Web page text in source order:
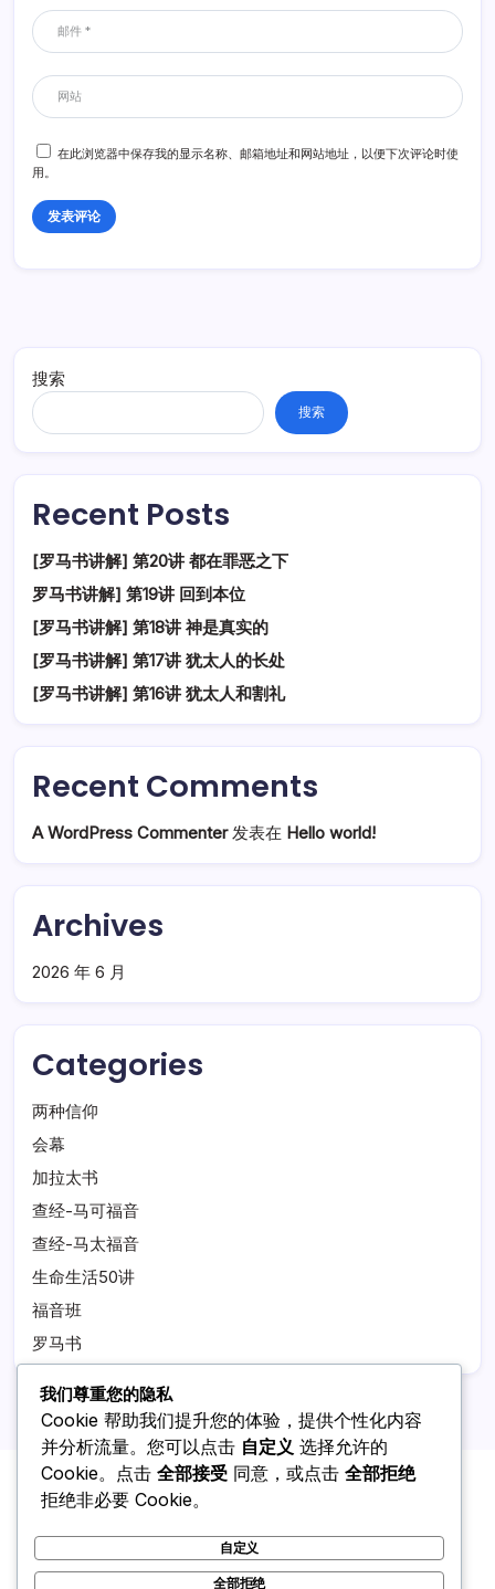
在此浏览器中保存我的显示名称、邮箱地址和网站地址，以便下次评论时使
用。
搜索
搜索
Recent Posts
[罗马书讲解] 第20讲 都在罪恶之下
罗马书讲解] 第19讲 回到本位
[罗马书讲解] 第18讲 神是真实的
[罗马书讲解] 第17讲 犹太人的长处
[罗马书讲解] 第16讲 犹太人和割礼
Recent Comments
A WordPress Commenter发表在 Hello world!
Archives
2026 年 6 月
Categories
两种信仰
会幕
加拉太书
查经-马可福音
查经-马太福音
生命生活50讲
福音班
罗马书
我们尊重您的隐私
Cookie 帮助我们提升您的体验，提供个性化内容
并分析流量。您可以点击 自定义 选择允许的
Cookie。点击 全部接受 同意，或点击 全部拒绝
拒绝非必要 Cookie。
自定义
全部拒绝